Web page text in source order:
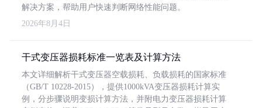
解决方案，帮助用户快速判断网络性能问题。
2026年8月4日
干式变压器损耗标准一览表及计算方法
本文详细解析干式变压器空载损耗、负载损耗的国家标准
（GB/T 10228-2015），提供1000kVA变压器损耗计算实
例，分步骤说明变损计算方法，并附电力变压器损耗计算